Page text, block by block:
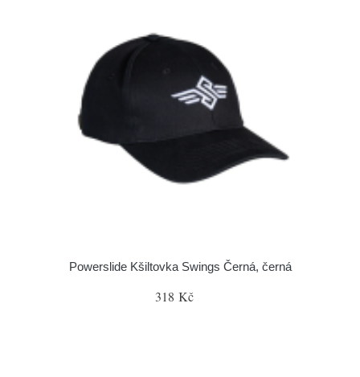
Powerslide Kšiltovka Swings Černá, černá
318 Kč